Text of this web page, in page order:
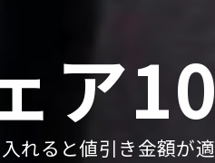
ア
れると値引き金額が